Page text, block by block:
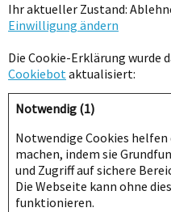
Ihr aktueller Zustand:
Einwilligung ändern
Die Cookie-Erklärung wurde
Cookiebotaktualisiert:
Notwendig (1)
Notwendige Cookies
machen, indem sie
und Zugriff auf sichere
Die Webseite kann ohne
funktionieren.